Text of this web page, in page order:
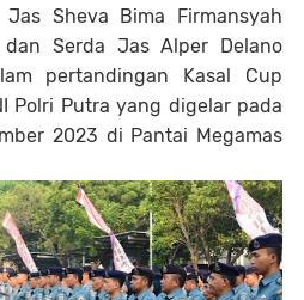
Sheva Bima Firmansyah
Serda Jas Alper Delano
pertandingan Kasal Cup
Polri Putra yang digelar pada
2023 di Pantai Megamas